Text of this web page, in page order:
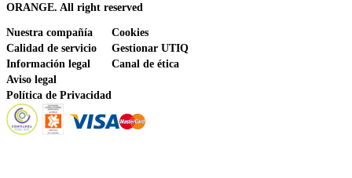
ORANGE. All right reserved
Nuestra compañía
Calidad de servicio
Información legal
Aviso legal
Política de Privacidad
Cookies
Gestionar UTIQ
Canal de ética